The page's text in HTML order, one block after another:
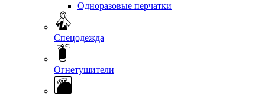
Одноразовые перчатки
Спецодежда
Огнетушители